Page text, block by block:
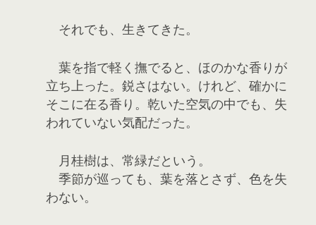
それでも、生きてきた。
葉を指で軽く撫でると、ほのかな香りが
立ち上った。鋭さはない。けれど、確かに
そこに在る香り。乾いた空気の中でも、失
われていない気配だった。
月桂樹は、常緑だという。
季節が巡っても、葉を落とさず、色を失
わない。